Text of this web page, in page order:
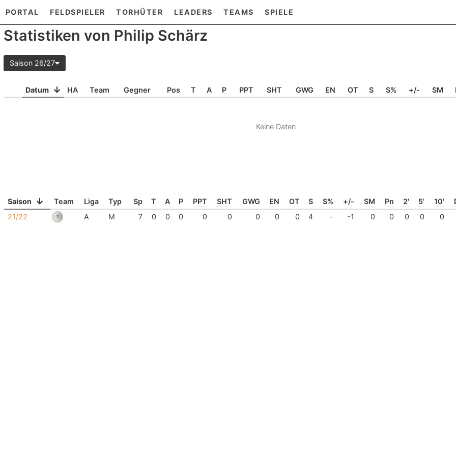
PORTAL FELDSPIELER TORHÜTER LEADERS TEAMS SPIELE
Statistiken von Philip Schärz
Saison 26/27
Datum HA Team Gegner Pos T A P PPT SHT GWG EN OT S S% +/- SM
Keine Daten
Saison Team Liga Typ Sp T A P PPT SHT GWG EN OT S S% +/- SM Pn 2' 5' 10'
21/22
A M 7 0 0 0 0 0 0 0 0 4 - -1 0 0 0 0 0